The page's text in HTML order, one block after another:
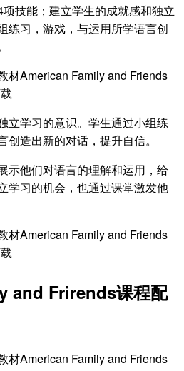
技能；建立学生的成就感和独立
练习，游戏，与运用所学语言创
立学习的意识。学生通过小组练
造出新的对话，提升自信。
示他们对语言的理解和运用，给
学习的机会，也通过课堂激发他
and Frirends课程配